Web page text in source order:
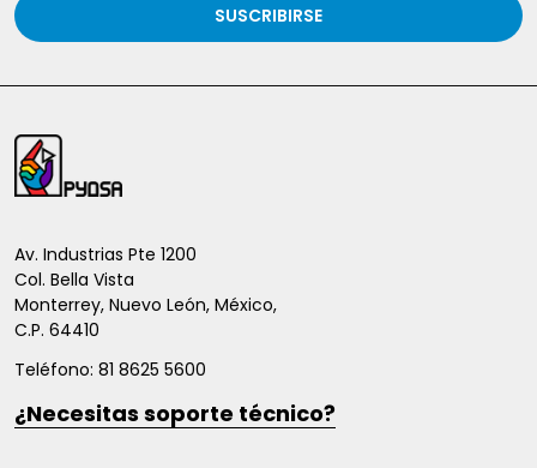
electrónico
SUSCRIBIRSE
Inicio
del
de
página
Av. Industrias Pte 1200
Col. Bella Vista
Monterrey, Nuevo León, México,
C.P. 64410
Teléfono: 81 8625 5600
¿Necesitas soporte técnico?